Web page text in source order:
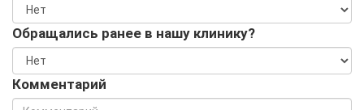
Обращались ранее в нашу клинику?
Комментарий